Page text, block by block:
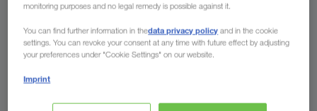
Направете запитване сега
monitoring purposes and no legal remedy is possible against it.
You can find further information in thedata privacy policy and in the cookie
settings. You can revoke your consent at any time with future effect by adjusting
your preferences under "Cookie Settings" on our website.
Imprint